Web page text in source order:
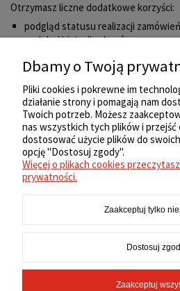
Otrzymasz liczne dodatkowe korzyści:
podgląd statusu realizacji zamówień
podgląd historii zakupów
zakupach
Zarejestruj się
ZAKUPY
REGULAMIN
MOJE KONTO
INFORMACJE
Dbamy o Twoją
Pliki cookies i pokrewne im
działanie strony i pomagają nam
Twoich potrzeb. Możesz
nas wszystkich tych plików i przejść
dostosować użycie plików do
opcję "Dostosuj zgody".
Więcej o plikach cookies
prywatności.
Zaakceptuj tylko
Dostosuj
Zaakceptuj